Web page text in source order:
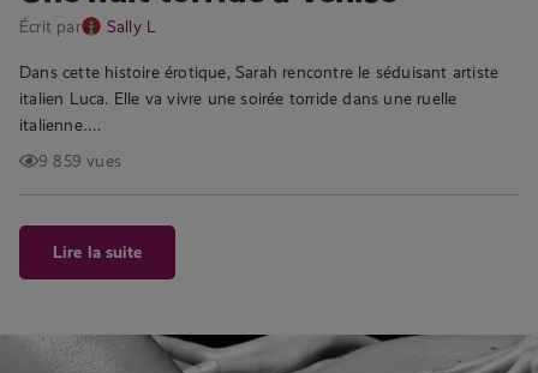
Écrit par Sally L
Dans cette histoire érotique, Sarah rencontre le séduisant artiste
italien Luca. Elle va vivre une soirée torride dans une ruelle
italienne….
9 859 vues
Lire la suite